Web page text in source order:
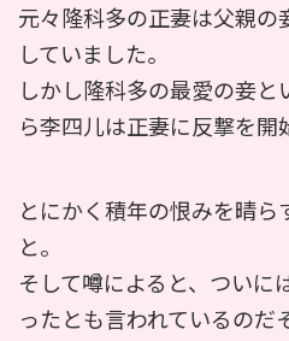
元々隆科多の正妻は父親
していました。
しかし隆科多の最愛の妾
ら李四儿は正妻に反撃を開
とにかく積年の恨みを晴
と。
そして噂によると、ついに
ったとも言われているのだ